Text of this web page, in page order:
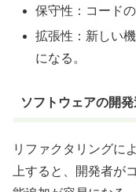
保守性：コード
拡張性：新しい
になる。
ソフトウェアの開
リファクタリングに
上すると、開発者が